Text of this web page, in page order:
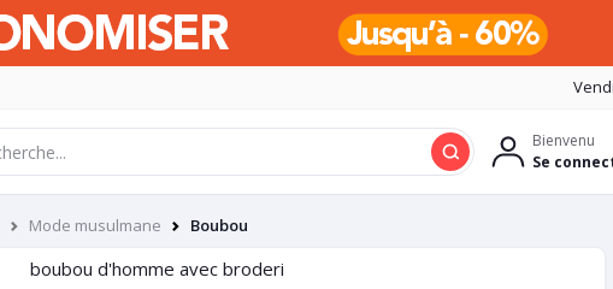
Bienvenu
Se
Mode musulmane Boubou
boubou d'homme avec broderi